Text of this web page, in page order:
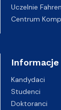
Uczelnie
Centrum
Informacje
Kandydaci
Studenci
Doktoranci